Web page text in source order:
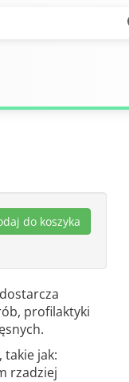
profilaktyki
jak:
rzadziej